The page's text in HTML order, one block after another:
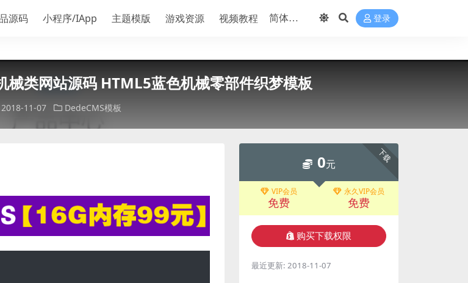
源码 小程序/IApp 主题模版 游戏资源 视频教程 登录
械类网站源码 HTML5蓝色机械零部件织梦模板
2018-11-07 DedeCMS模板
下载
0元
VIP会员
免费
永久VIP会员
免费
购买下载权限
最近更新: 2018-11-07